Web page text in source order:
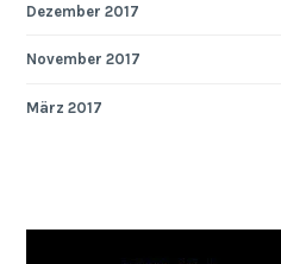
Dezember 2017
November 2017
März 2017